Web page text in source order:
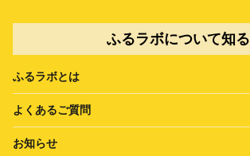
ふるラボについて知る
ふるラボとは
よくあるご質問
お知らせ